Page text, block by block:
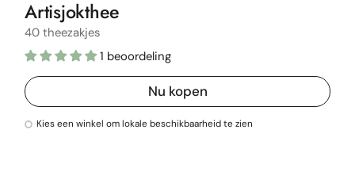
Artisjokthee
40 theezakjes
1 beoordeling
Nu kopen
Kies een winkel om lokale beschikbaarheid te zien